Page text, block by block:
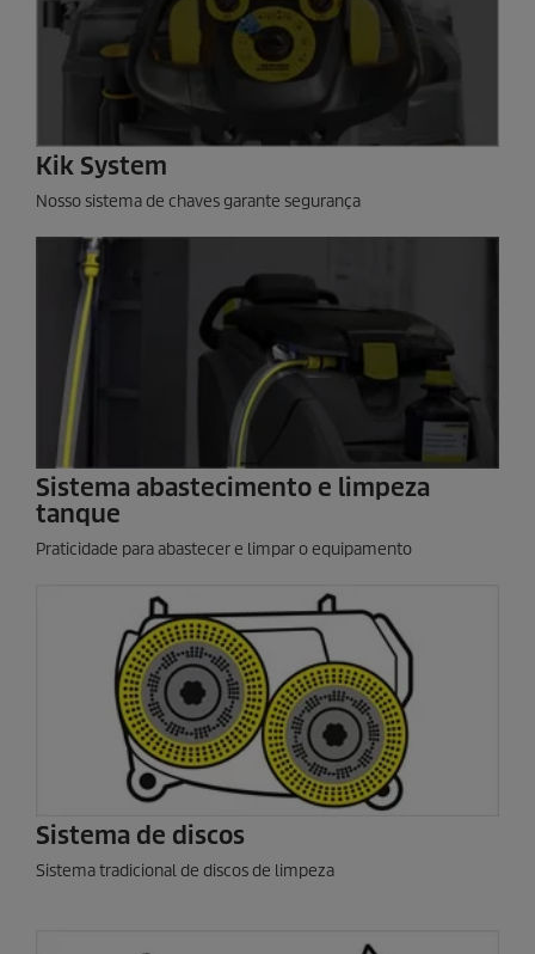
Kik System
Nosso sistema de chaves garante segurança
Sistema abastecimento e limpeza
tanque
Praticidade para abastecer e limpar o equipamento
Sistema de discos
Sistema tradicional de discos de limpeza